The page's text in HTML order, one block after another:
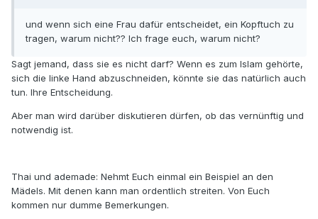
und wenn sich eine Frau dafür entscheidet, ein Kopftuch zu
tragen, warum nicht?? Ich frage euch, warum nicht?
Sagt jemand, dass sie es nicht darf? Wenn es zum Islam gehörte,
sich die linke Hand abzuschneiden, könnte sie das natürlich auch
tun. Ihre Entscheidung.
Aber man wird darüber diskutieren dürfen, ob das vernünftig und
notwendig ist.
Thai und ademade: Nehmt Euch einmal ein Beispiel an den
Mädels. Mit denen kann man ordentlich streiten. Von Euch
kommen nur dumme Bemerkungen.